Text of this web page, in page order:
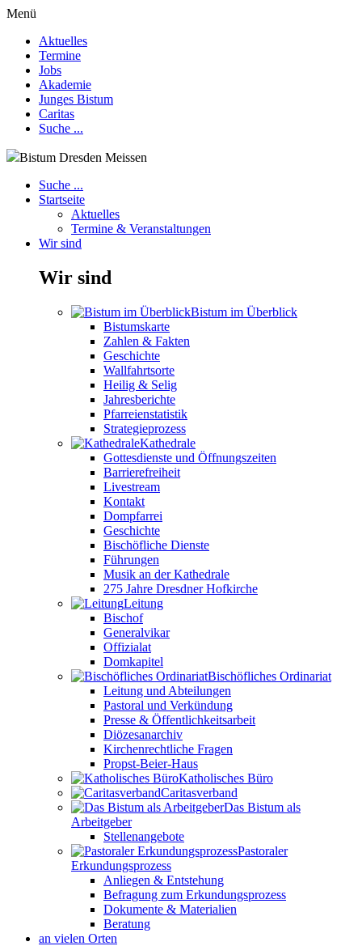
Menü
Aktuelles
Termine
Jobs
Akademie
Junges Bistum
Caritas
Suche ...
Bistum Dresden Meissen
Suche ...
Startseite
Aktuelles
Termine & Veranstaltungen
Wir sind
Wir sind
Bistum im Überblick
Bistumskarte
Zahlen & Fakten
Geschichte
Wallfahrtsorte
Heilig & Selig
Jahresberichte
Pfarreienstatistik
Strategieprozess
Kathedrale
Gottesdienste und Öffnungszeiten
Barrierefreiheit
Livestream
Kontakt
Dompfarrei
Geschichte
Bischöfliche Dienste
Führungen
Musik an der Kathedrale
275 Jahre Dresdner Hofkirche
Leitung
Bischof
Generalvikar
Offizialat
Domkapitel
Bischöfliches Ordinariat
Leitung und Abteilungen
Pastoral und Verkündung
Presse & Öffentlichkeitsarbeit
Diözesanarchiv
Kirchenrechtliche Fragen
Propst-Beier-Haus
Katholisches Büro
Caritasverband
Das Bistum als
Arbeitgeber
Stellenangebote
Pastoraler
Erkundungsprozess
Anliegen & Entstehung
Befragung zum Erkundungsprozess
Dokumente & Materialien
Beratung
an vielen Orten